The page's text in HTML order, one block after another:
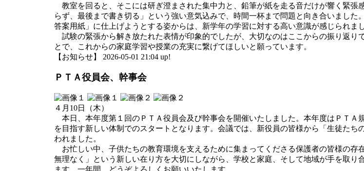
教室を回ると、そこには研ぎ澄まされた集中力と、鉛筆が紙を走る音だけが響く緊張
らず、最後まで書き切る」という強い意気込みで、時間一杯まで問題と向き合いまし
答案用紙」に仕上げようとする姿からは、新学年の学習に対する高い意識が感じられまし
試験の緊張から解き放たれた表情が印象的でしたが、大切なのはここからの振り返り
とで、これからの家庭学習や授業の充実に繋げてほしいと願っています。
【お知らせ】 2026-05-01 21:04 up!
ＰＴＡ役員会、幹事会
４月10日（木）
本日、本年度第１回のＰＴＡ役員会及び幹事会を開催いたしました。本年度はＰＴＡ
を目指す新しい体制でのスタートとなります。会議では、新役員の皆様から「生徒た
われました。
お忙しい中、子供たちの教育環境を支えるために集まってくださる保護者の皆様の存
無理なく」という新しい在り方を大切にしながら、学校と家庭、そして地域が手を取